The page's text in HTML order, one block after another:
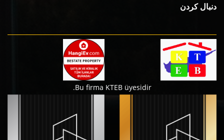
دنبال کردن
Bu firma KTEB üyesidir.